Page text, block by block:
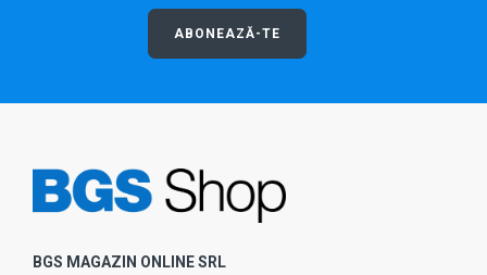
ABONEAZĂ-TE
BGS MAGAZIN ONLINE SRL